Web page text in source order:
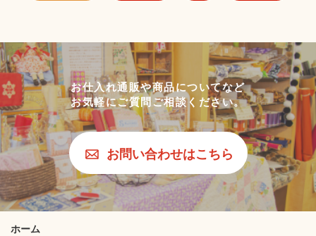
お仕入れ通販や商品についてなど
お気軽にご質問ご相談ください。
お問い合わせはこちら
ホーム